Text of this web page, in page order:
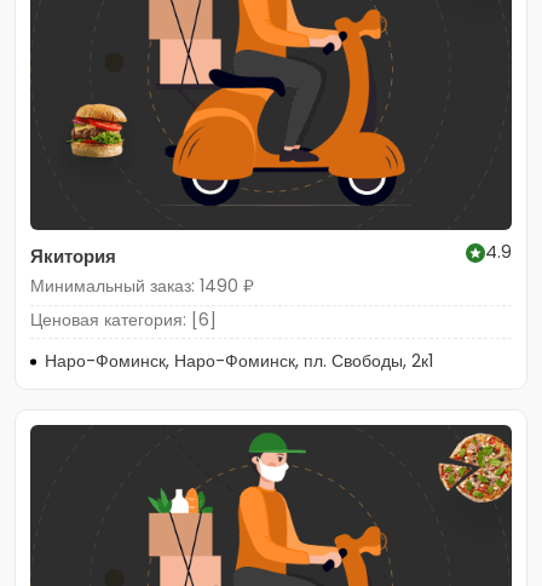
Якитория
4.9
Минимальный заказ: 1490 ₽
Ценовая категория: [6]
Наро-Фоминск, Наро-Фоминск, пл. Свободы, 2к1